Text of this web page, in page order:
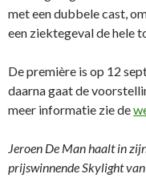
met een dubbele cast,
een ziektegeval de hele
De première is op 12
daarna gaat de
meer informatie zie de
Jeroen De Man haalt in
prijswinnende Skylight